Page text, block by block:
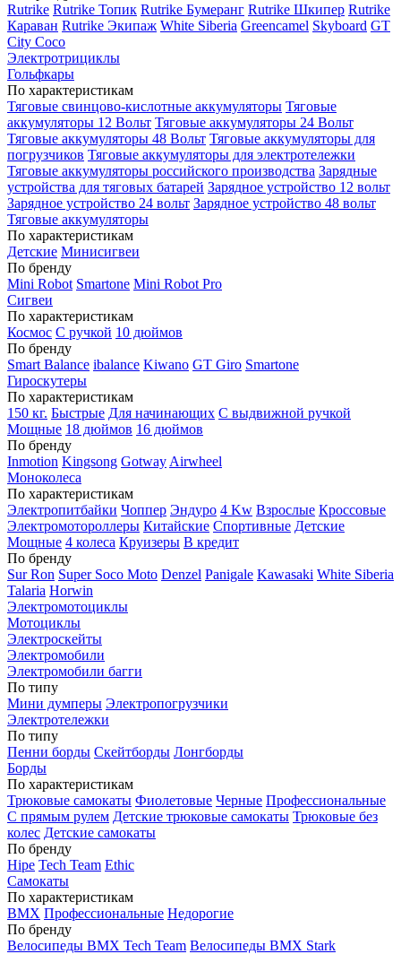
Rutrike Rutrike Топик Rutrike Бумеранг Rutrike Шкипер Rutrike
Караван Rutrike Экипаж White Siberia Greencamel Skyboard GT
City Coco
Электротрициклы
Гольфкары
По характеристикам
Тяговые свинцово-кислотные аккумуляторы Тяговые
аккумуляторы 12 Вольт Тяговые аккумуляторы 24 Вольт
Тяговые аккумуляторы 48 Вольт Тяговые аккумуляторы для
погрузчиков Тяговые аккумуляторы для электротележки
Тяговые аккумуляторы российского производства Зарядные
устройства для тяговых батарей Зарядное устройство 12 вольт
Зарядное устройство 24 вольт Зарядное устройство 48 вольт
Тяговые аккумуляторы
По характеристикам
Детские Минисигвеи
По бренду
Mini Robot Smartone Mini Robot Pro
Сигвеи
По характеристикам
Космос С ручкой 10 дюймов
По бренду
Smart Balance ibalance Kiwano GT Giro Smartone
Гироскутеры
По характеристикам
150 кг. Быстрые Для начинающих С выдвижной ручкой
Мощные 18 дюймов 16 дюймов
По бренду
Inmotion Kingsong Gotway Airwheel
Моноколеса
По характеристикам
Электропитбайки Чоппер Эндуро 4 Kw Взрослые Кроссовые
Электромотороллеры Китайские Спортивные Детские
Мощные 4 колеса Круизеры В кредит
По бренду
Sur Ron Super Soco Moto Denzel Panigale Kawasaki White Siberia
Talaria Horwin
Электромотоциклы
Мотоциклы
Электроскейты
Электромобили
Электромобили багги
По типу
Мини думперы Электропогрузчики
Электротележки
По типу
Пенни борды Скейтборды Лонгборды
Борды
По характеристикам
Трюковые самокаты Фиолетовые Черные Профессиональные
С прямым рулем Детские трюковые самокаты Трюковые без
колес Детские самокаты
По бренду
Hipe Tech Team Ethic
Самокаты
По характеристикам
BMX Профессиональные Недорогие
По бренду
Велосипеды BMX Tech Team Велосипеды BMX Stark